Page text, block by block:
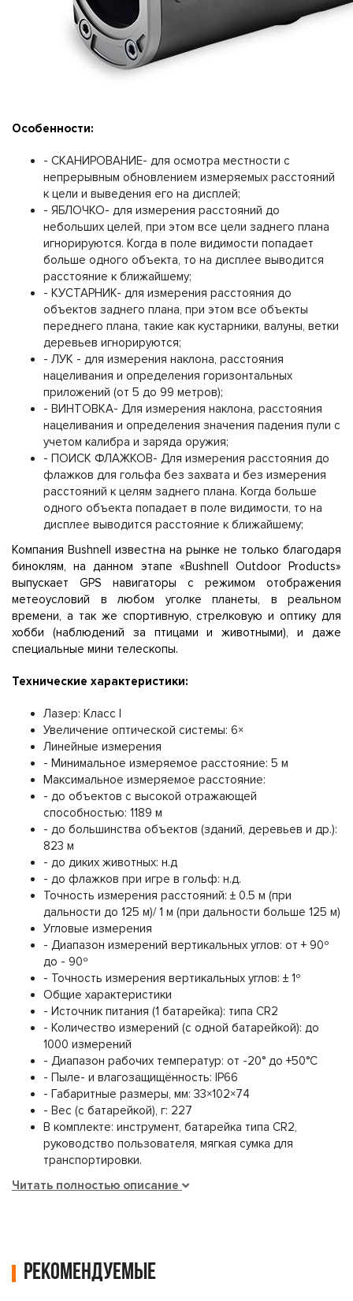
Особенности:
- СКАНИРОВАНИЕ- для осмотра местности с
непрерывным обновлением измеряемых расстояний
к цели и выведения его на дисплей;
- ЯБЛОЧКО- для измерения расстояний до
небольших целей, при этом все цели заднего плана
игнорируются. Когда в поле видимости попадает
больше одного объекта, то на дисплее выводится
расстояние к ближайшему;
- КУСТАРНИК- для измерения расстояния до
объектов заднего плана, при этом все объекты
переднего плана, такие как кустарники, валуны, ветки
деревьев игнорируются;
- ЛУК - для измерения наклона, расстояния
нацеливания и определения горизонтальных
приложений (от 5 до 99 метров);
- ВИНТОВКА- Для измерения наклона, расстояния
нацеливания и определения значения падения пули с
учетом калибра и заряда оружия;
- ПОИСК ФЛАЖКОВ- Для измерения расстояния до
флажков для гольфа без захвата и без измерения
расстояний к целям заднего плана. Когда больше
одного объекта попадает в поле видимости, то на
дисплее выводится расстояние к ближайшему;
Компания Bushnell известна на рынке не только благодаря
биноклям, на данном этапе «Bushnell Outdoor Products»
выпускает GPS навигаторы с режимом отображения
метеоусловий в любом уголке планеты, в реальном
времени, а так же спортивную, стрелковую и оптику для
хобби (наблюдений за птицами и животными), и даже
специальные мини телескопы.
Технические характеристики:
Лазер: Класс I
Увеличение оптической системы: 6×
Линейные измерения
- Минимальное измеряемое расстояние: 5 м
Максимальное измеряемое расстояние:
- до объектов с высокой отражающей
способностью: 1189 м
- до большинства объектов (зданий, деревьев и др.):
823 м
- до диких животных: н.д
- до флажков при игре в гольф: н.д.
Точность измерения расстояний: ± 0.5 м (при
дальности до 125 м)/ 1 м (при дальности больше 125 м)
Угловые измерения
- Диапазон измерений вертикальных углов: от + 90º
до - 90º
- Точность измерения вертикальных углов: ± 1º
Общие характеристики
- Источник питания (1 батарейка): типа CR2
- Количество измерений (с одной батарейкой): до
1000 измерений
- Диапазон рабочих температур: от -20° до +50°C
- Пыле- и влагозащищённость: IP66
- Габаритные размеры, мм: 33×102×74
- Вес (с батарейкой), г: 227
В комплекте: инструмент, батарейка типа CR2,
руководство пользователя, мягкая сумка для
транспортировки.
Читать полностью описание
Рекомендуемые